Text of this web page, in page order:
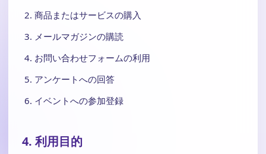
商品またはサービスの購入
メールマガジンの購読
お問い合わせフォームの利用
アンケートへの回答
イベントへの参加登録
4. 利用目的